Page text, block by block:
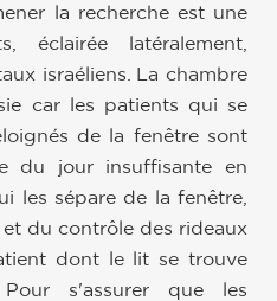
la recherche est une
éclairée latéralement,
israéliens. La chambre
car les patients qui se
de la fenêtre sont
du jour insuffisante en
les sépare de la fenêtre,
du contrôle des rideaux
dont le lit se trouve
s'assurer que les